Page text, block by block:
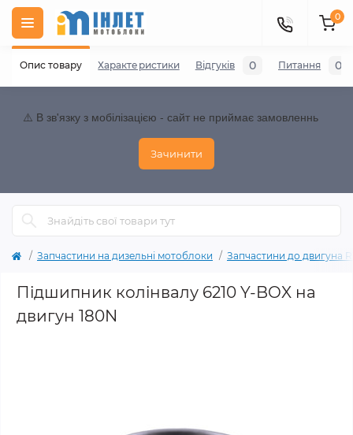
⚠️ В зв'язку з мобілізацією - сайт не приймає замовленнь
Зачинити
0
Запчастини на дизельні мотоблоки Запчастини до двигуна
Підшипник колінвалу 6210 Y-BOX на
двигун 180N
Опис товару Характеристики Відгуків 0 Питання 0